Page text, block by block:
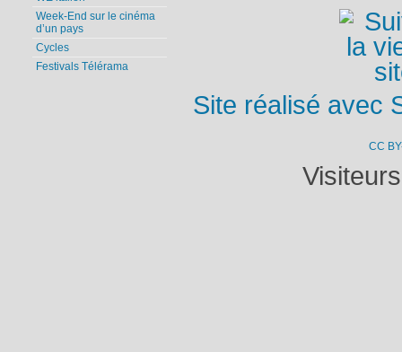
Week-End sur le cinéma
d’un pays
Cycles
Festivals Télérama
Site réalisé avec
CC